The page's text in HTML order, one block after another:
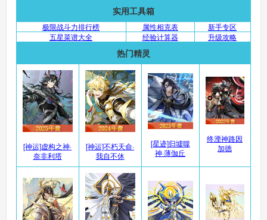
奥奇传说手机版 搜 手
实用工具箱
极限战斗力排行榜 属性相克表
新手专区
五星菜谱大全
经验计算器 升级攻略
热门精灵
[神运]虚构之神·
奈非利塔
[神运]不朽天命·
我自不休
[星迹]归墟噬
神·薄伽丘
终湮神路因
加德